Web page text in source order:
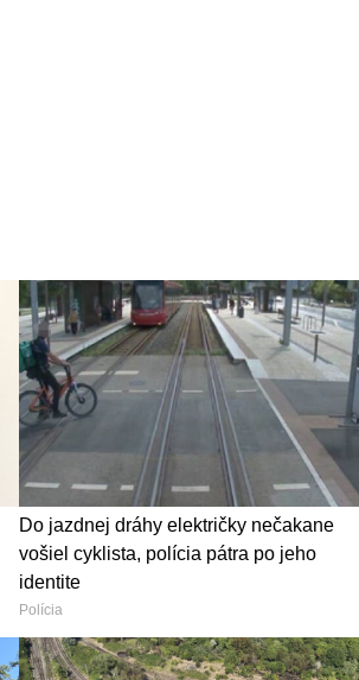
Do jazdnej dráhy električky nečakane
vošiel cyklista, polícia pátra po jeho
identite
Polícia